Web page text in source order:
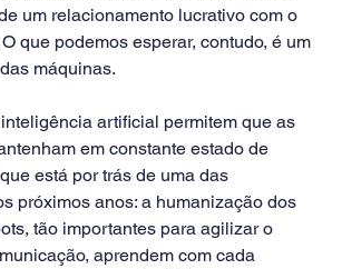
um relacionamento lucrativo com o
que podemos esperar, contudo, é um
máquinas.
artificial permitem que as
em constante estado de
está por trás de uma das
próximos anos: a humanização dos
tão importantes para agilizar o
aprendem com cada